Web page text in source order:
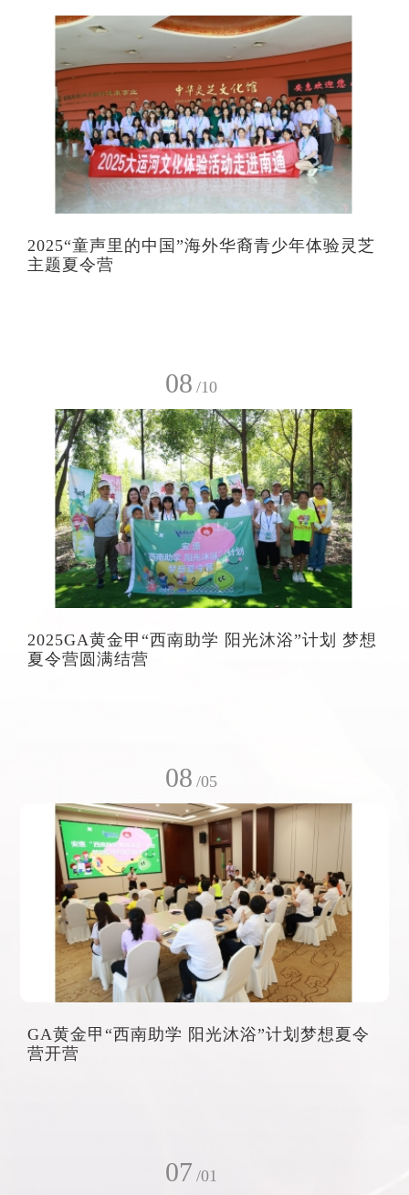
2025“童声里的中国”海外华裔青少年体验灵芝
主题夏令营
08 /10
2025GA黄金甲“西南助学 阳光沐浴”计划 梦想
夏令营圆满结营
08 /05
GA黄金甲“西南助学 阳光沐浴”计划梦想夏令
营开营
07 /01